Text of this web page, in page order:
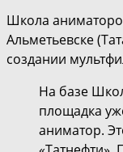
Школа
Альметьевске
создании
На базе
площадка
аниматор.